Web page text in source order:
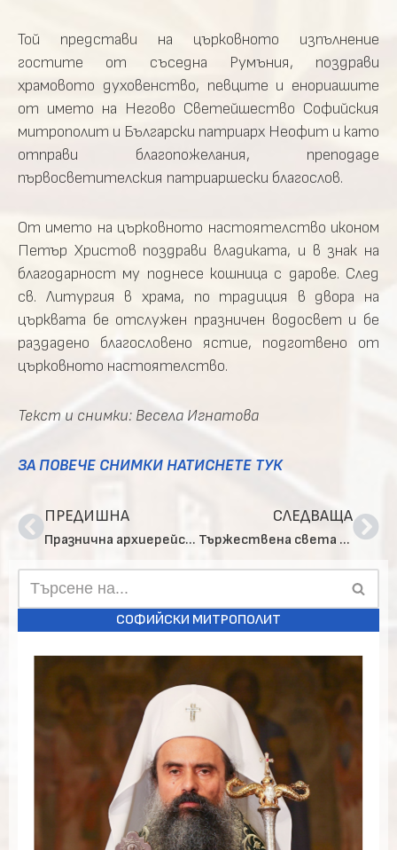
Той представи на църковното изпълнение
гостите от съседна Румъния, поздрави
храмовото духовенство, певците и енориашите
от името на Негово Светейшество Софийския
митрополит и Български патриарх Неофит и като
отправи благопожелания, преподаде
първосветителския патриаршески благослов.
От името на църковното настоятелство иконом
Петър Христов поздрави владиката, и в знак на
благодарност му поднесе кошница с дарове. След
св. Литургия в храма, по традиция в двора на
църквата бе отслужен празничен водосвет и бе
раздадено благословено ястие, подготвено от
църковното настоятелство.
Текст и снимки: Весела Игнатова
ЗА ПОВЕЧЕ СНИМКИ НАТИСНЕТЕ ТУК
ПРЕДИШНА
Празнична архиерейска вечерня в чест на св. Климент папа Римски
СЛЕДВАЩА
Тържествена света Литургия за храмовия празник на Патриаршеската катедрала „Св. Александър Невски“
СОФИЙСКИ МИТРОПОЛИТ